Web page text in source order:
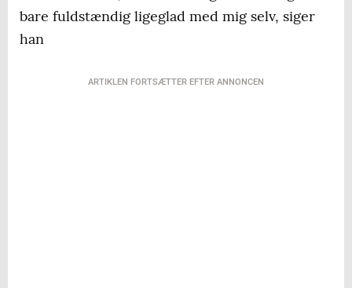
bare fuldstændig ligeglad med mig selv, siger
han
ARTIKLEN FORTSÆTTER EFTER ANNONCEN